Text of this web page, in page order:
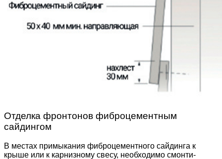
Отделка фронтонов фиброцементным
сайдингом
В местах примыкания фиброцементного сайдинга к
крыше или к карнизному свесу, необходимо смонти­